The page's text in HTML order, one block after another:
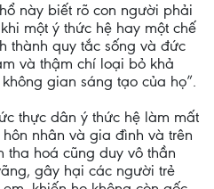
này biết rõ con người phải
một ý thức hệ hay một chế
thành quy tắc sống và đức
và thậm chí loại bỏ khả
gian sáng tạo của họ”.
thực dân ý thức hệ làm mất
nhân và gia đình và trên
tha hoá cũng duy vô thần
gây hại các người trẻ